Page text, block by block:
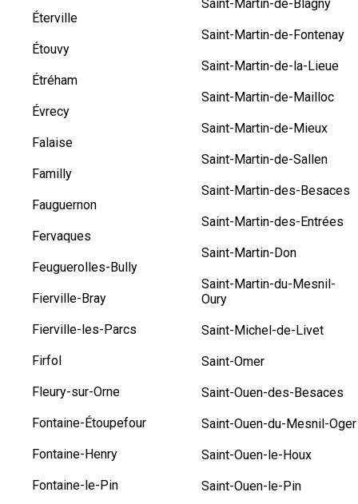
Éterville
Étouvy
Étréham
Évrecy
Falaise
Familly
Fauguernon
Fervaques
Feuguerolles-Bully
Fierville-Bray
Fierville-les-Parcs
Firfol
Fleury-sur-Orne
Fontaine-Étoupefour
Fontaine-Henry
Fontaine-le-Pin
Saint-Martin-de-Blagny
Saint-Martin-de-Fontenay
Saint-Martin-de-la-Lieue
Saint-Martin-de-Mailloc
Saint-Martin-de-Mieux
Saint-Martin-de-Sallen
Saint-Martin-des-Besaces
Saint-Martin-des-Entrées
Saint-Martin-Don
Saint-Martin-du-Mesnil-
Oury
Saint-Michel-de-Livet
Saint-Omer
Saint-Ouen-des-Besaces
Saint-Ouen-du-Mesnil-Oger
Saint-Ouen-le-Houx
Saint-Ouen-le-Pin